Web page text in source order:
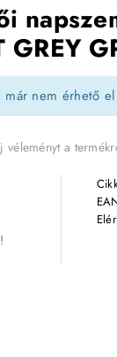
nem érhető
véleményt a